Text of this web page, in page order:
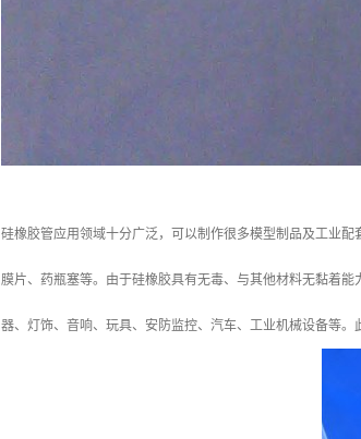
硅橡胶管应用领域十分广泛，可以制作很多模型制品及工业
膜片、药瓶塞等。由于硅橡胶具有无毒、与其他材料无黏着
器、灯饰、音响、玩具、安防监控、汽车、工业机械设备等